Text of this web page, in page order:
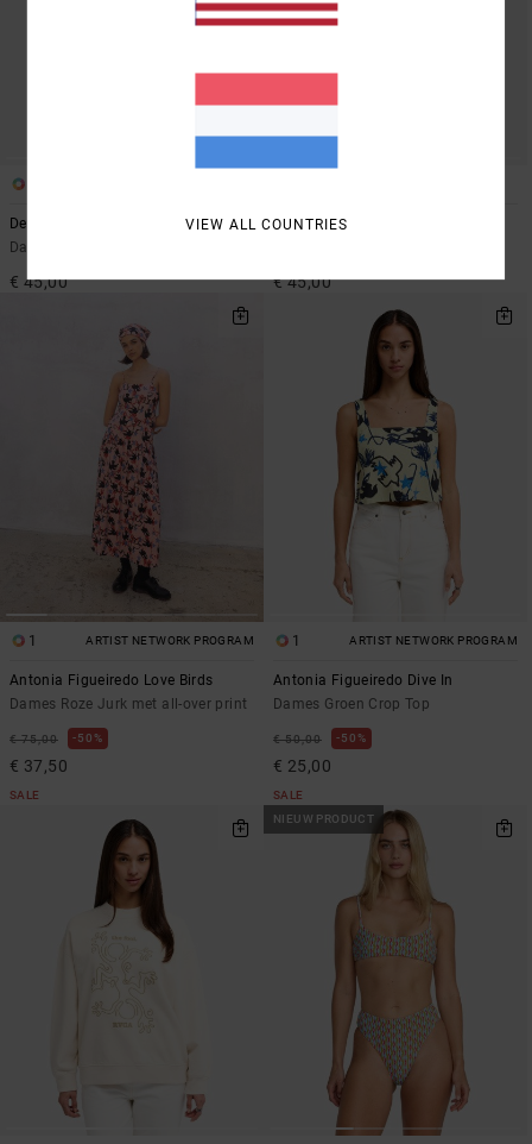
Deep Vibe
Dames Bruin Triangel bikinitop
€ 45,00
Leon
€ 45,00
1 ARTIST NETWORK PROGRAM
Antonia Figueiredo Love Birds
Dames Roze Jurk met all-over print
€ 75,00 50%
€ 37,50
SALE
1 ARTIST NETWORK PROGRAM
Antonia Figueiredo Dive In
Dames Groen Crop Top
€ 50,00 50%
€ 25,00
SALE
NIEUW PRODUCT
VIEW ALL COUNTRIES